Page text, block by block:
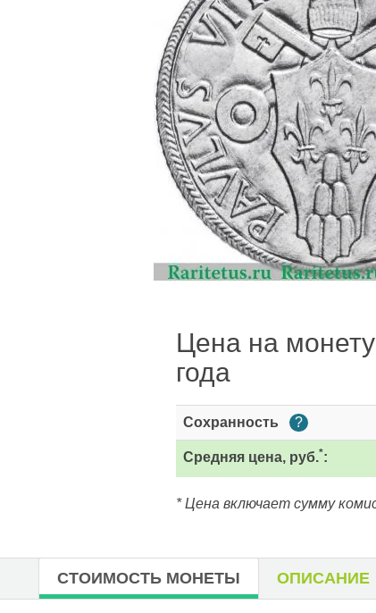
Цена на
года
Сохранность ?
Средняя цена, руб.*:
* Цена включает сумму
СТОИМОСТЬ МОНЕТЫ ОПИСАНИЕ